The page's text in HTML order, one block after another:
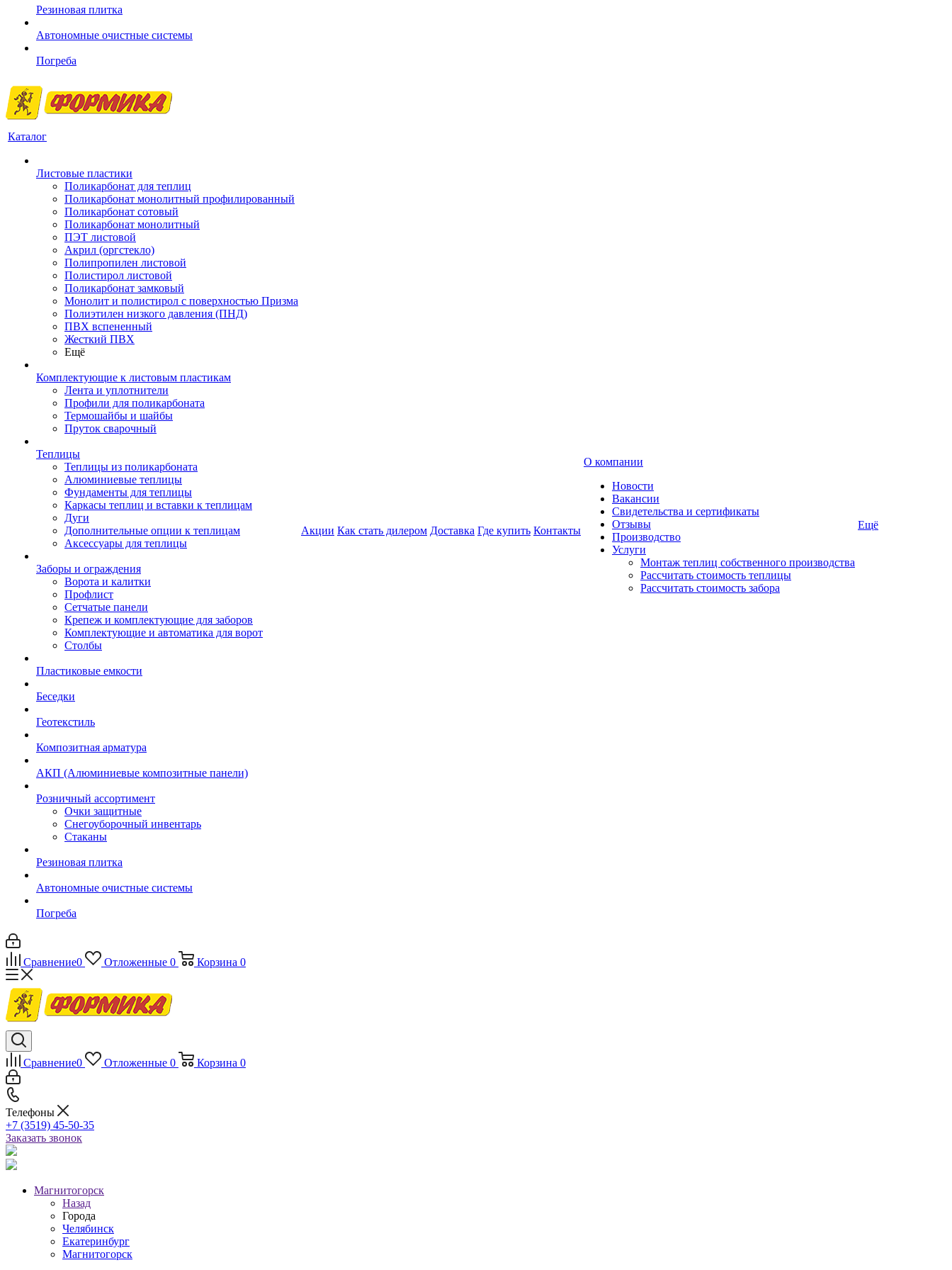
Резиновая плитка
Автономные очистные системы
Погреба
Каталог
Листовые пластики
Поликарбонат для теплиц
Поликарбонат монолитный профилированный
Поликарбонат сотовый
Поликарбонат монолитный
ПЭТ листовой
Акрил (оргстекло)
Полипропилен листовой
Полистирол листовой
Поликарбонат замковый
Монолит и полистирол с поверхностью Призма
Полиэтилен низкого давления (ПНД)
ПВХ вспененный
Жесткий ПВХ
Ещё
Комплектующие к листовым пластикам
Лента и уплотнители
Профили для поликарбоната
Термошайбы и шайбы
Пруток сварочный
Теплицы
Теплицы из поликарбоната
Алюминиевые теплицы
Фундаменты для теплицы
Каркасы теплиц и вставки к теплицам
Дуги
Дополнительные опции к теплицам
Аксессуары для теплицы
Заборы и ограждения
Ворота и калитки
Профлист
Сетчатые панели
Крепеж и комплектующие для заборов
Комплектующие и автоматика для ворот
Столбы
Пластиковые емкости
Беседки
Геотекстиль
Композитная арматура
АКП (Алюминиевые композитные панели)
Розничный ассортимент
Очки защитные
Снегоуборочный инвентарь
Стаканы
Резиновая плитка
Автономные очистные системы
Погреба
Акции Как стать дилером Доставка Где купить Контакты
О компании
Новости
Вакансии
Свидетельства и сертификаты
Отзывы
Производство
Услуги
Монтаж теплиц собственного производства
Рассчитать стоимость теплицы
Рассчитать стоимость забора
Ещё
Сравнение0 Отложенные 0 Корзина 0
Сравнение0 Отложенные 0 Корзина 0
Телефоны
+7 (3519) 45-50-35
Заказать звонок
Магнитогорск
Назад
Города
Челябинск
Екатеринбург
Магнитогорск